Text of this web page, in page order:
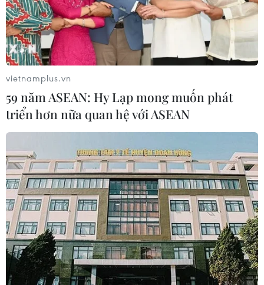
vietnamplus.vn
59 năm ASEAN: Hy Lạp mong muốn phát
triển hơn nữa quan hệ với ASEAN